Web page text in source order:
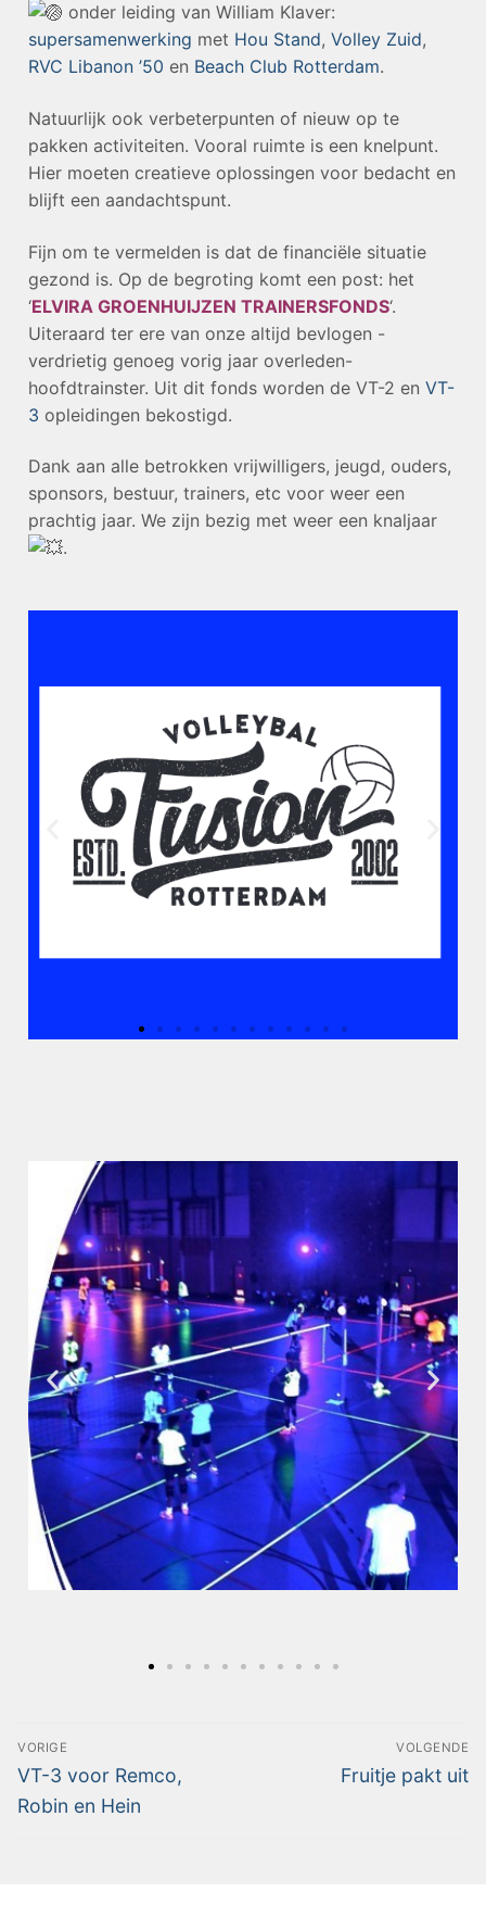
onder leiding van William Klaver:
supersamenwerking met Hou Stand, Volley Zuid,
RVC Libanon ’50 en Beach Club Rotterdam.
Natuurlijk ook verbeterpunten of nieuw op te
pakken activiteiten. Vooral ruimte is een knelpunt.
Hier moeten creatieve oplossingen voor bedacht en
blijft een aandachtspunt.
Fijn om te vermelden is dat de financiële situatie
gezond is. Op de begroting komt een post: het
‘ELVIRA GROENHUIJZEN TRAINERSFONDS‘.
Uiteraard ter ere van onze altijd bevlogen -
verdrietig genoeg vorig jaar overleden-
hoofdtrainster. Uit dit fonds worden de VT-2 en VT-
3 opleidingen bekostigd.
Dank aan alle betrokken vrijwilligers, jeugd, ouders,
sponsors, bestuur, trainers, etc voor weer een
prachtig jaar. We zijn bezig met weer een knaljaar
.
VORIGE
VT-3 voor Remco,
Robin en Hein
VOLGENDE
Fruitje pakt uit